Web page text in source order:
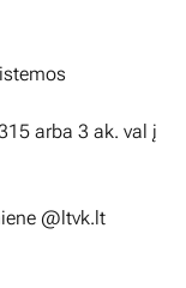
arba 3 ak. val į
@ltvk.lt